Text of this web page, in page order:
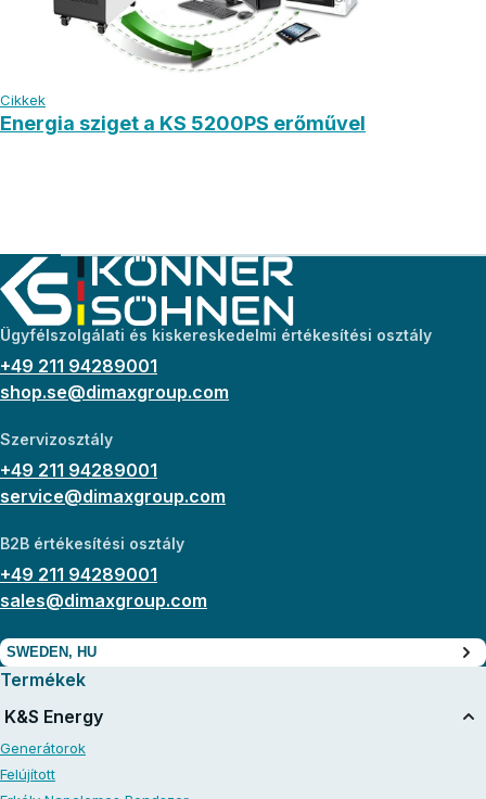
Cikkek
Energia sziget a KS 5200PS erőművel
Ügyfélszolgálati és kiskereskedelmi értékesítési osztály
+49 211 94289001
shop.se@dimaxgroup.com
Szervizosztály
+49 211 94289001
service@dimaxgroup.com
B2B értékesítési osztály
+49 211 94289001
sales@dimaxgroup.com
SWEDEN, HU
Termékek
K&S Energy
Generátorok
Felújított